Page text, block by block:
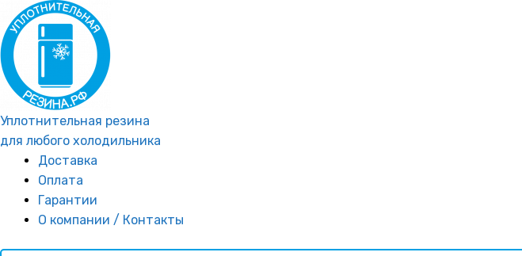
Перейти
к
содержимому
Уплотнительная резина
для любого холодильника
Доставка
Оплата
Гарантии
О компании / Контакты